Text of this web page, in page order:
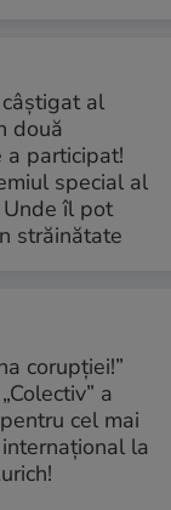
al
două
a participat!
special al
îl pot
străinătate
corupției!”
a
cel mai
la